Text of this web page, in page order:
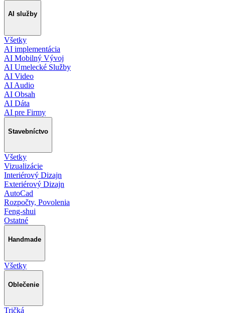
AI služby
Všetky
AI implementácia
AI Mobilný Vývoj
AI Umelecké Služby
AI Video
AI Audio
AI Obsah
AI Dáta
AI pre Firmy
Stavebníctvo
Všetky
Vizualizácie
Interiérový Dizajn
Exteriérový Dizajn
AutoCad
Rozpočty, Povolenia
Feng-shui
Ostatné
Handmade
Všetky
Oblečenie
Tričká